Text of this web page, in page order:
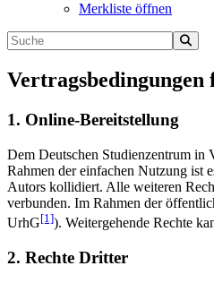
Merkliste öffnen
1. Online-Bereitstellung
Dem Deutschen Studienzentrum in
Rahmen der einfachen Nutzung ist
Autors kollidiert. Alle weiteren
verbunden. Im Rahmen der
UrhG[1]). Weitergehende Rechte
2. Rechte Dritter